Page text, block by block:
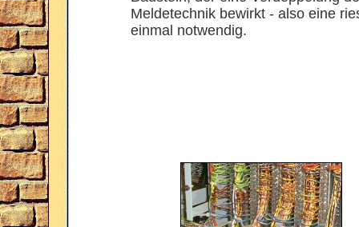
Meldetechnik bewirkt - also eine
einmal notwendig.